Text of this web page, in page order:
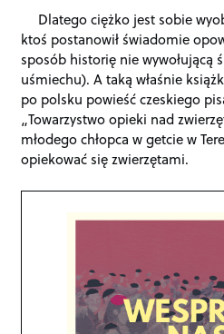
Dlatego ciężko jest sobie
ktoś postanowił świadomie
sposób historię nie wywołującą
uśmiechu). A taką właśnie
po polsku powieść czeskiego
„Towarzystwo opieki nad
młodego chłopca w getcie w
opiekować się zwierzętami.